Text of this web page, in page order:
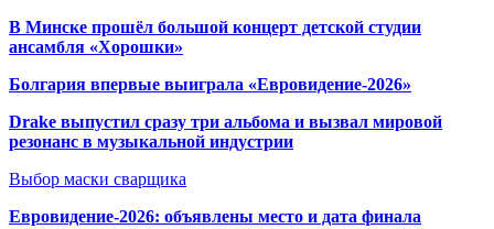
В Минске прошёл большой концерт детской студии
ансамбля «Хорошки»
Болгария впервые выиграла «Евровидение-2026»
Drake выпустил сразу три альбома и вызвал мировой
резонанс в музыкальной индустрии
Выбор маски сварщика
Евровидение-2026: объявлены место и дата финала